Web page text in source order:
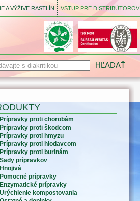
A VÝŽIVE RASTLÍN VSTUP PRE DISTRIBÚTOROV
Prípravky proti chorobám
Prípravky proti škodcom
Prípravky proti hmyzu
Prípravky proti hlodavcom
Prípravky proti burinám
Sady prípravkov
Hnojivá
Pomocné prípravky
Enzymatické prípravky
Urýchlenie kompostovania